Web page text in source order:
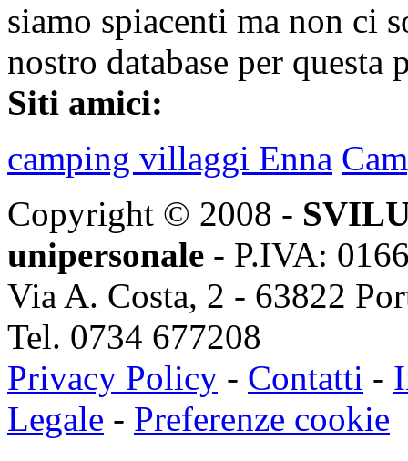
siamo spiacenti ma non ci
nostro database per questa
Siti amici:
camping villaggi Enna
Copyright © 2008 -
unipersonale - P.IVA:
Via A. Costa, 2 - 63822
Tel. 0734 677208
Privacy Policy - Contatti -
Legale - Preferenze cookie